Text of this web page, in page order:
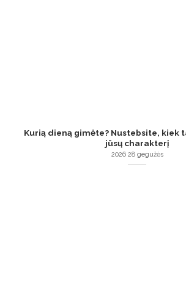
Kurią dieną gimėte? Nustebsite, kiek
jūsų charakterį
2026 28 gegužės